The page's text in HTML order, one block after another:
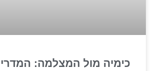
כימיה מול המצלמה: